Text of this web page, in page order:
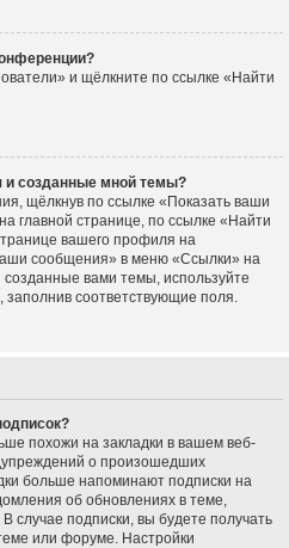
и щёлкните по ссылке «Найти
и созданные мной темы?
щёлкнув по ссылке «Показать ваши
главной странице, по ссылке «Найти
вашего профиля на
сообщения» в меню «Ссылки» на
вами темы, используйте
заполнив соответствующие поля.
похожи на закладки в вашем веб-
о произошедших
больше напоминают подписки на
об обновлениях в теме,
случае подписки, вы будете получать
или форуме. Настройки